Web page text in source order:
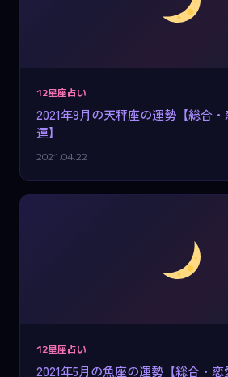
12星座占い
2021年9月の天秤座の運勢【総合
運】
2021.04.22
12星座占い
2021年5月の魚座の運勢【総合・恋